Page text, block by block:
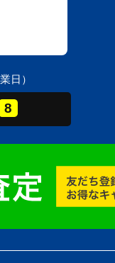
日）
8